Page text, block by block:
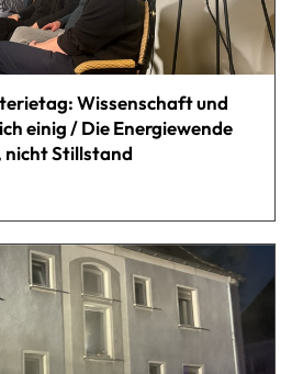
Wissenschaft und
einig / Die Energiewende
nicht Stillstand